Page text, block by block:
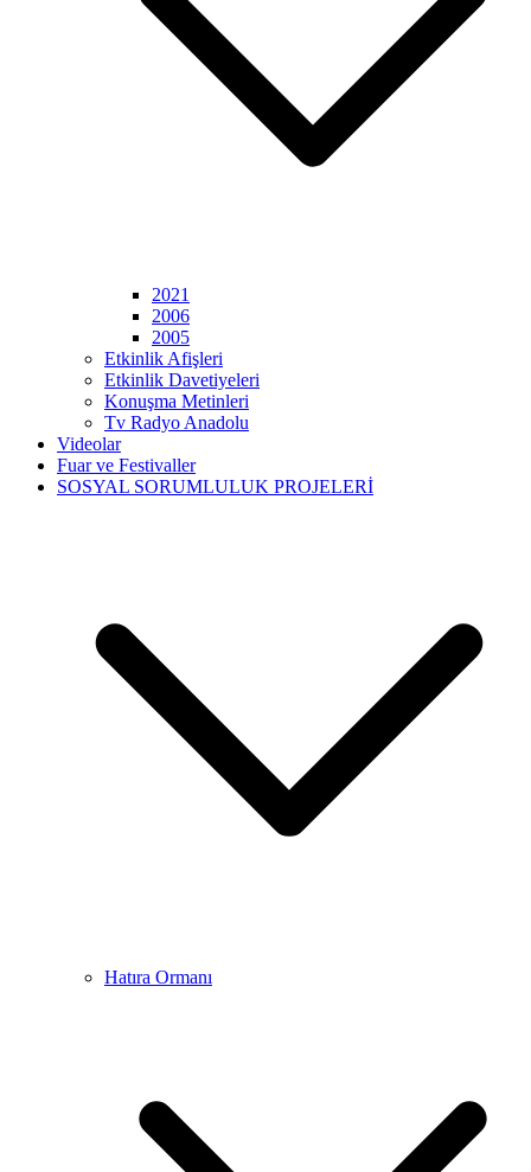
2021
2006
2005
Etkinlik Afişleri
Etkinlik Davetiyeleri
Konuşma Metinleri
Tv Radyo Anadolu
Videolar
Fuar ve Festivaller
SOSYAL SORUMLULUK PROJELERİ
Hatıra Ormanı